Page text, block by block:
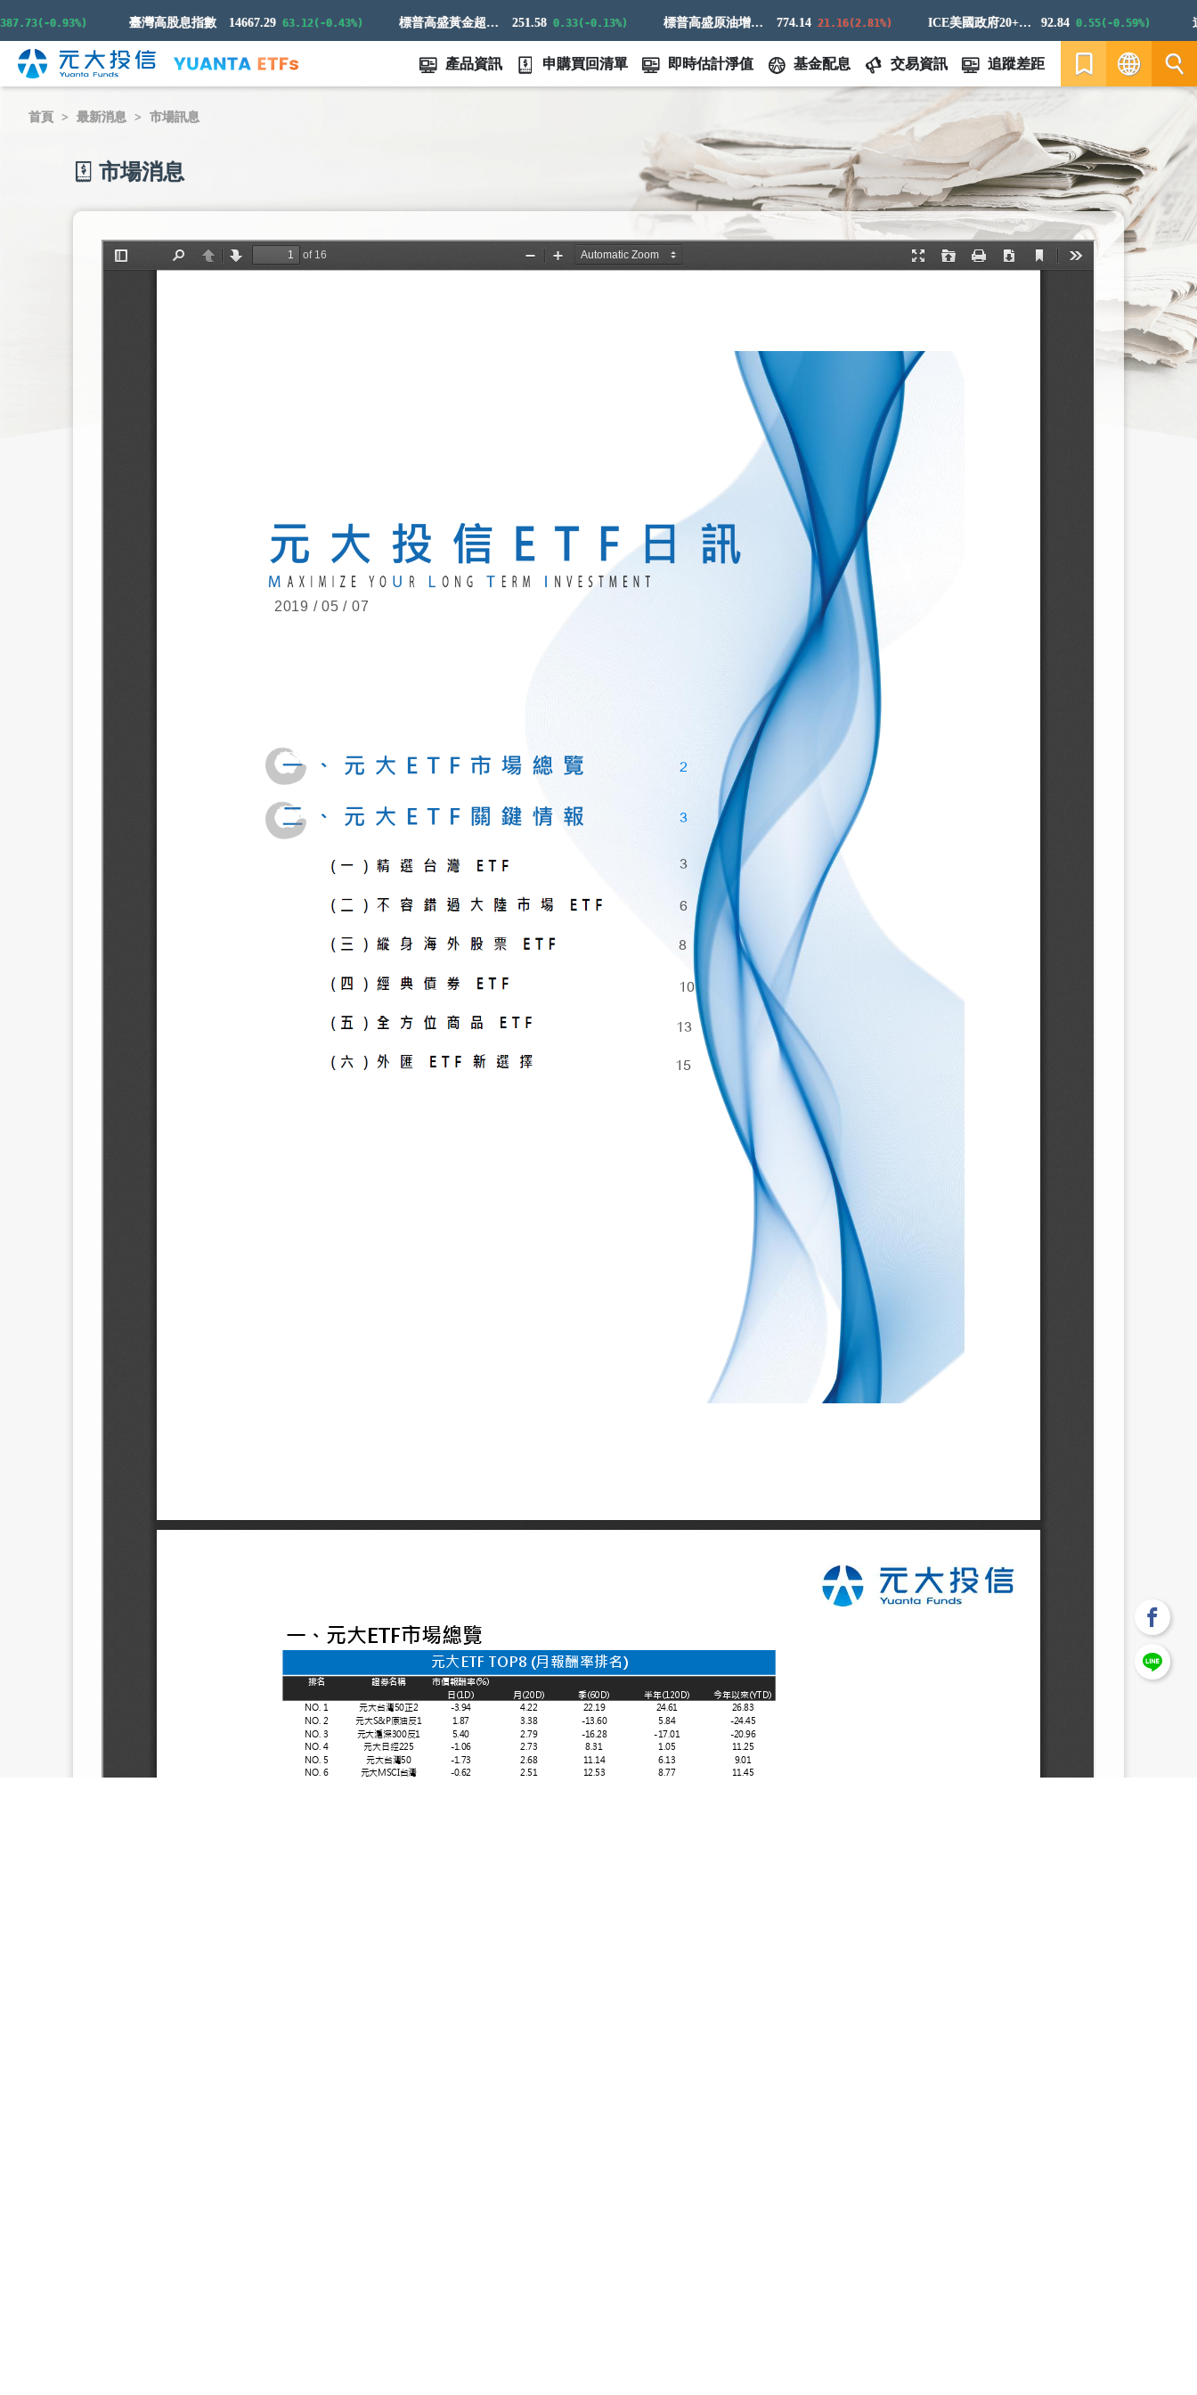
0.93%) 臺灣高股息指數 14667.29 63.12(-0.43%) 標普高盛黃金超額回報指數 251.58 0.33(-0.13%) 標普高盛原油增強超額回報指數 774.14 21.16(2.81%) ICE美國政府20+年期債券指數 92.84 0.55(-0.59%) 道
產品資訊 申購買回清單 即時估計淨值 基金配息 交易資訊 追蹤差距
EN
首頁 最新消息 市場訊息
市場消息